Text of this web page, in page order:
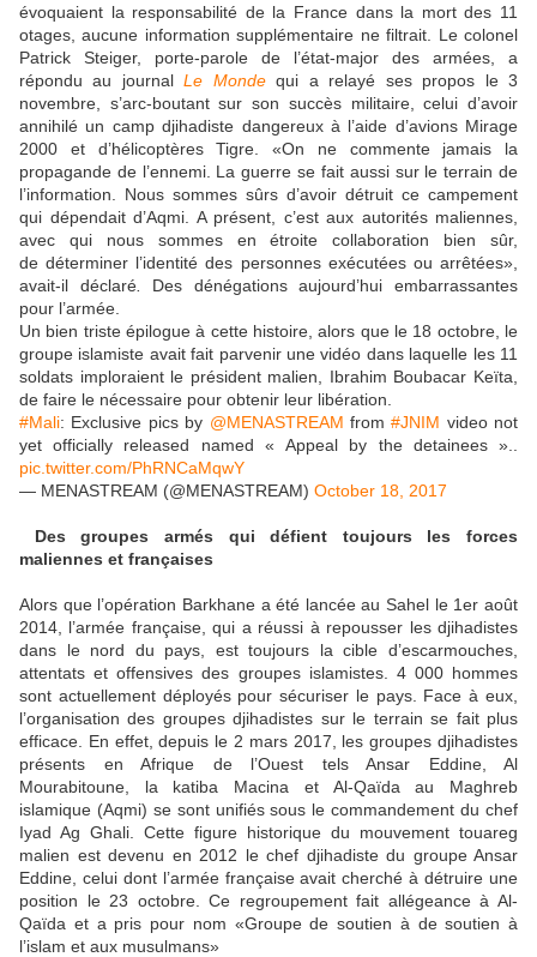
évoquaient la responsabilité de la France dans la mort des 11
otages, aucune information supplémentaire ne filtrait. Le colonel
Patrick Steiger, porte-parole de l’état-major des armées, a
répondu au journalLe Mondequi a relayé ses propos le 3
novembre, s’arc-boutant sur son succès militaire, celui d’avoir
annihilé un camp djihadiste dangereux à l’aide d’avions Mirage
2000 et d’hélicoptères Tigre. «On ne commente jamais la
propagande de l’ennemi. La guerre se fait aussi sur le terrain de
l’information. Nous sommes sûrs d’avoir détruit ce campement
qui dépendait d’Aqmi. A présent, c’est aux autorités maliennes,
avec qui nous sommes en étroite collaboration bien sûr,
de déterminer l’identité des personnes exécutées ou arrêtées»,
avait-il déclaré.
Des dénégations aujourd’hui embarrassantes
pour l’armée.
Un bien triste épilogue à cette histoire, alors que le 18 octobre, le
groupe islamiste avait fait parvenir une vidéo dans laquelle les 11
soldats imploraient le président malien, Ibrahim Boubacar Keïta,
de faire le nécessaire pour obtenir leur libération.
#Mali: Exclusive pics by @MENASTREAM from#JNIM video not
yet officially released named « Appeal by the detainees »..
pic.twitter.com/PhRNCaMqwY
— MENASTREAM (@MENASTREAM) October 18, 2017
Des groupes armés qui défient toujours les forces
maliennes et françaises
Alors que l’opération Barkhane a été lancée au Sahel le 1er août
2014, l’armée française, qui a réussi à repousser les djihadistes
dans le nord du pays, est toujours la cible d’escarmouches,
attentats et offensives des groupes islamistes. 4 000 hommes
sont actuellement déployés pour sécuriser le pays. Face à eux,
l’organisation des groupes djihadistes sur le terrain se fait plus
efficace. En effet, depuis le 2 mars 2017, les groupes djihadistes
présents en Afrique de l’Ouest tels Ansar Eddine, Al
Mourabitoune, la katiba Macina et Al-Qaïda au Maghreb
islamique (Aqmi) se sont unifiés sous le commandement du chef
Iyad Ag Ghali. Cette figure historique du mouvement touareg
malien est devenu en 2012 le chef djihadiste du groupe Ansar
Eddine, celui dont l’armée française avait cherché à détruire une
position le 23 octobre. Ce regroupement fait allégeance à Al-
Qaïda et a pris pour nom «Groupe de soutien à de soutien à
l’islam et aux musulmans»